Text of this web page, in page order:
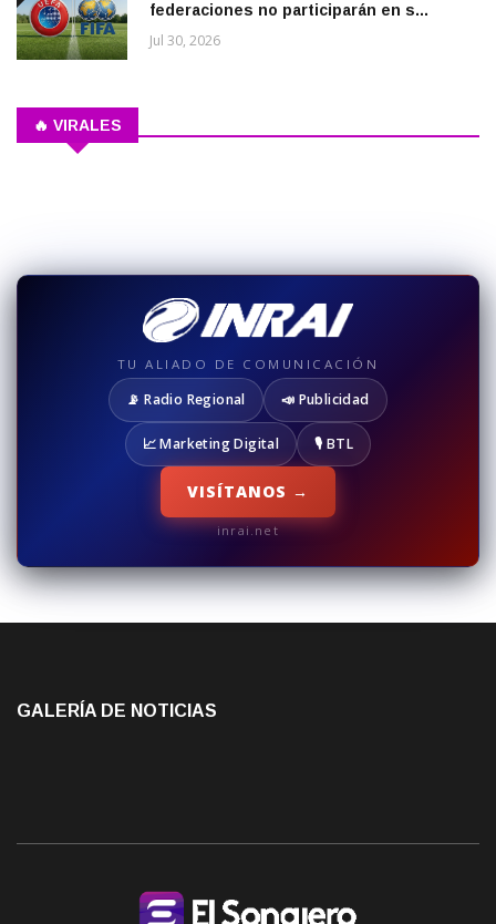
federaciones no participarán en s...
Jul 30, 2026
🔥 VIRALES
TU ALIADO DE COMUNICACIÓN
📡 Radio Regional 📣 Publicidad
📈 Marketing Digital 🎙️ BTL
VISÍTANOS →
inrai.net
GALERÍA DE NOTICIAS